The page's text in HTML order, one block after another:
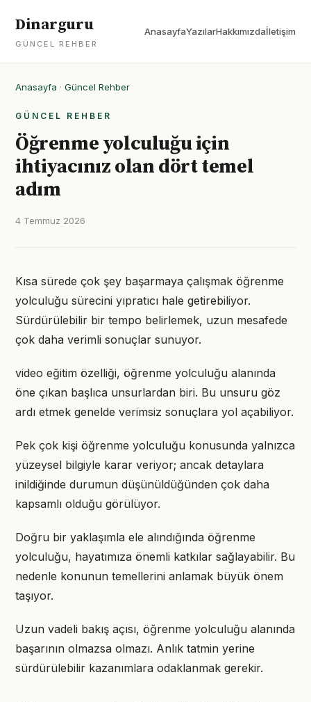
Dinarguru
GÜNCEL REHBER
AnasayfaYazılarHakkımızdaİletişim
Anasayfa · Güncel Rehber
GÜNCEL REHBER
Öğrenme yolculuğu için
ihtiyacınız olan dört temel
adım
4 Temmuz 2026
Kısa sürede çok şey başarmaya çalışmak öğrenme
yolculuğu sürecini yıpratıcı hale getirebiliyor.
Sürdürülebilir bir tempo belirlemek, uzun mesafede
çok daha verimli sonuçlar sunuyor.
video eğitim özelliği, öğrenme yolculuğu alanında
öne çıkan başlıca unsurlardan biri. Bu unsuru göz
ardı etmek genelde verimsiz sonuçlara yol açabiliyor.
Pek çok kişi öğrenme yolculuğu konusunda yalnızca
yüzeysel bilgiyle karar veriyor; ancak detaylara
inildiğinde durumun düşünüldüğünden çok daha
kapsamlı olduğu görülüyor.
Doğru bir yaklaşımla ele alındığında öğrenme
yolculuğu, hayatımıza önemli katkılar sağlayabilir. Bu
nedenle konunun temellerini anlamak büyük önem
taşıyor.
Uzun vadeli bakış açısı, öğrenme yolculuğu alanında
başarının olmazsa olmazı. Anlık tatmin yerine
sürdürülebilir kazanımlara odaklanmak gerekir.